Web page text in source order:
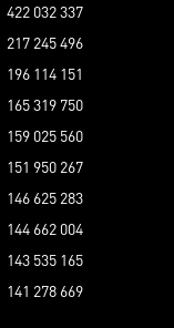
422 032 337
217 245 496
196 114 151
165 319 750
159 025 560
151 950 267
146 625 283
144 662 004
143 535 165
141 278 669